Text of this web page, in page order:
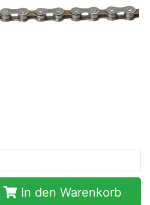
In den Warenkorb